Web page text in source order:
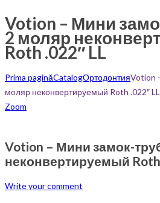
Votion – Мини
2 моляр
Roth .022″ LL
Prima paginăCatalogОртодонтияVotion
моляр неконвертируемый Roth .022″ LL
Zoom
Votion – Мини замок-
неконвертируемый Roth
Write your comment